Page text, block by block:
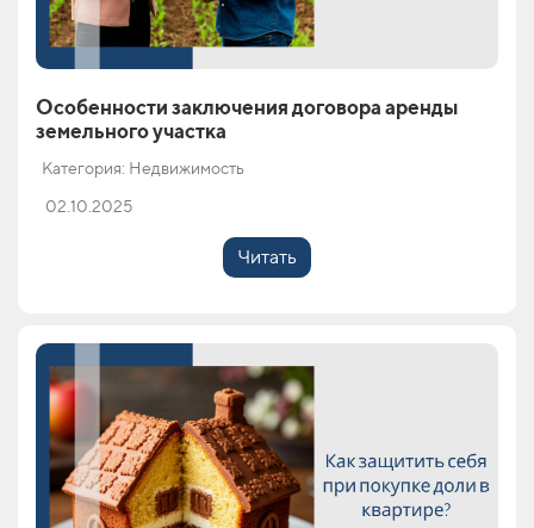
Особенности заключения договора аренды
земельного участка
Категория: Недвижимость
02.10.2025
Читать